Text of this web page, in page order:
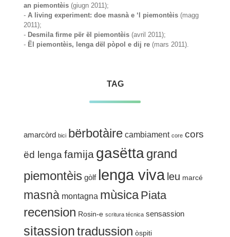
an piemontèis (giugn 2011);
-A living experiment: doe masnà e ‘l piemontèis (magg
2011);
- Desmila firme për ël piemontèis (avril 2011);
- Ël piemontèis, lenga dël pòpol e dij re (mars 2011).
TAG
amarcòrd bici bërbotàire cambiament core cors
ëd lenga famija gasëttagrand
piemontèis gòlf lenga viva leu marcé
masnà montagna mùsicaPiata
recension Rosin-e scritura técnica sensassion
sitassion tradussion òspiti